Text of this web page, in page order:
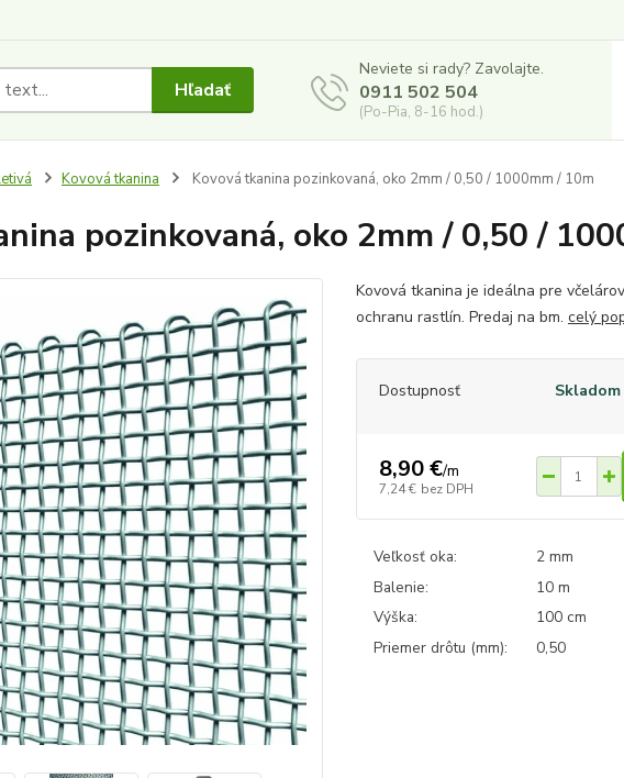
Hľadať
Neviete si rady? Zavolajte.
0911 502 504
(Po-Pia, 8-16 hod.)
Kovová tkanina Kovová tkanina pozinkovaná, oko 2mm / 0,50 / 1000mm / 10m
pozinkovaná, oko 2mm / 0,50 /
Kovová tkanina je ideálna pre
ochranu rastlín. Predaj na bm. celý
Dostupnosť Skladom
8,90 €/m
7,24 € bez DPH
Veľkosť oka:
2 mm
Balenie:
10 m
Výška:
100 cm
Priemer drôtu (mm):
0,50